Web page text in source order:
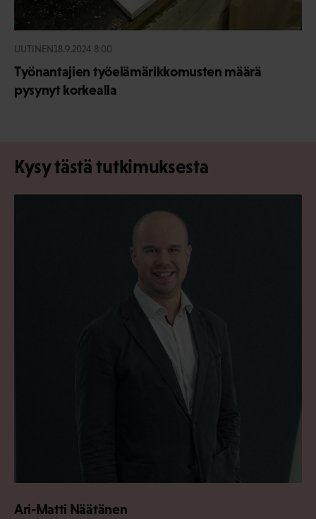
UUTINEN18.9.2024 8:00
Työnantajien työelämärikkomusten määrä
pysynyt korkealla
Kysy tästä tutkimuksesta
Ari-Matti Näätänen